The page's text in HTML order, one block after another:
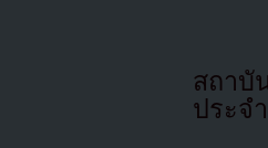
สถาบั
ประจ